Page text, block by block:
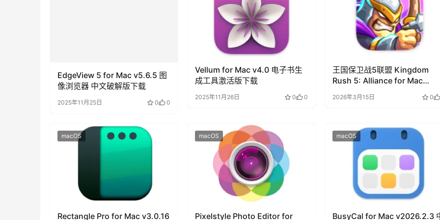
EdgeView 5 for Mac v5.6.5 图
像浏览器 中文破解版下载
Vellum for Mac v4.0 电子书生
成工具激活版下载
2025年11月26日 0 0
王国保卫战5联盟 Kingdom
Rush 5: Alliance for Mac
v7.00.36 激活版下载
2026年3月15日 0
macOS
Rectangle Pro for Mac v3.0.16
macOS
Pixelstyle Photo Editor for
macOS
BusyCal for Mac v2026.2.3